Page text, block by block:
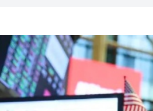
央媒省媒灣區媒體採風團走進河
107支隊伍，持續5日，中國合
吳可畏：用「五字訣」與「三種